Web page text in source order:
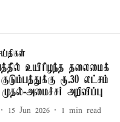
உயிரிழந்த தலைமைக்
ரூ.30 லட்சம்
முதல்-அமைச்சர் அறிவிப்பு
15 Jun 2026 1 min read